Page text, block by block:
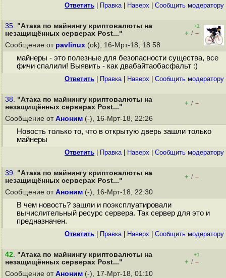
Ответить Правка| Наверх Cообщить модератору
35. "Атака по майнингу криптовалюты на
незащищённых серверах Post..."
+1
+ / –
Сообщение от pavlinux (ok), 16-Мрт-18, 18:58
майнеры - это полезные для безопасности существа, все
фичи спалили! Выявить - как двабайтаобасфальт :)
Ответить Правка| Наверх Cообщить модератору
38. "Атака по майнингу криптовалюты на
незащищённых серверах Post..."
+ / –
Сообщение от Аноним (-), 16-Мрт-18, 22:26
Новость только то, что в открытую дверь зашли только
майнеры
Ответить Правка| Наверх Cообщить модератору
39. "Атака по майнингу криптовалюты на
незащищённых серверах Post..."
+ / –
Сообщение от Аноним (-), 16-Мрт-18, 22:30
В чем новость? зашли и поэксплуатировали
вычислительный ресурс сервера. Так сервер для это и
предназначен.
Ответить Правка| Наверх Cообщить модератору
42. "Атака по майнингу криптовалюты на
незащищённых серверах Post..."
+1
+ / –
Сообщение от Аноним (-), 17-Мрт-18, 01:10